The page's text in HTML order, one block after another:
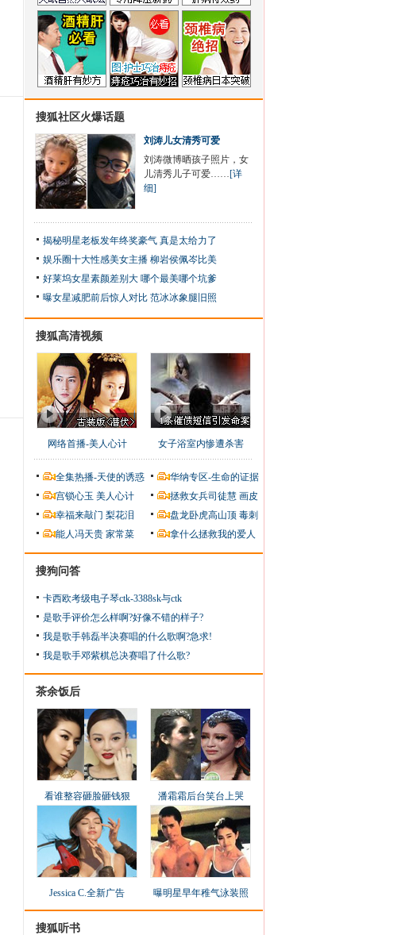
搜狐社区火爆话题
刘涛儿女清秀可爱
刘涛微博晒孩子照片，女
儿清秀儿子可爱……[详
细]
揭秘明星老板发年终奖豪气 真是太给力了
娱乐圈十大性感美女主播 柳岩侯佩岑比美
好莱坞女星素颜差别大 哪个最美哪个坑爹
曝女星减肥前后惊人对比 范冰冰象腿旧照
搜狐高清视频
网络首播-美人心计 女子浴室内惨遭杀害
全集热播-天使的诱惑
华纳专区-生命的证据
宫锁心玉 美人心计 拯救女兵司徒慧 画皮
幸福来敲门 梨花泪 盘龙卧虎高山顶 毒刺
能人冯天贵 家常菜 拿什么拯救我的爱人
搜狗问答
卡西欧考级电子琴ctk-3388sk与ctk
是歌手评价怎么样啊?好像不错的样子?
我是歌手韩磊半决赛唱的什么歌啊?急求!
我是歌手邓紫棋总决赛唱了什么歌?
茶余饭后
看谁整容砸脸砸钱狠 潘霜霜后台笑台上哭
Jessica C.全新广告 曝明星早年稚气泳装照
搜狐听书